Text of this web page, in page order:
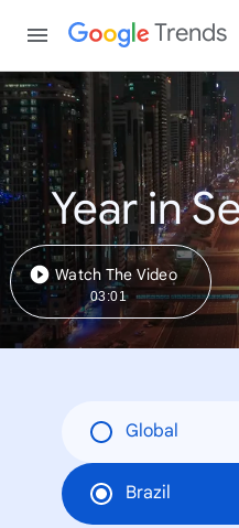
Trends
Year in
Watch The Video
03:01
Global
Brazil